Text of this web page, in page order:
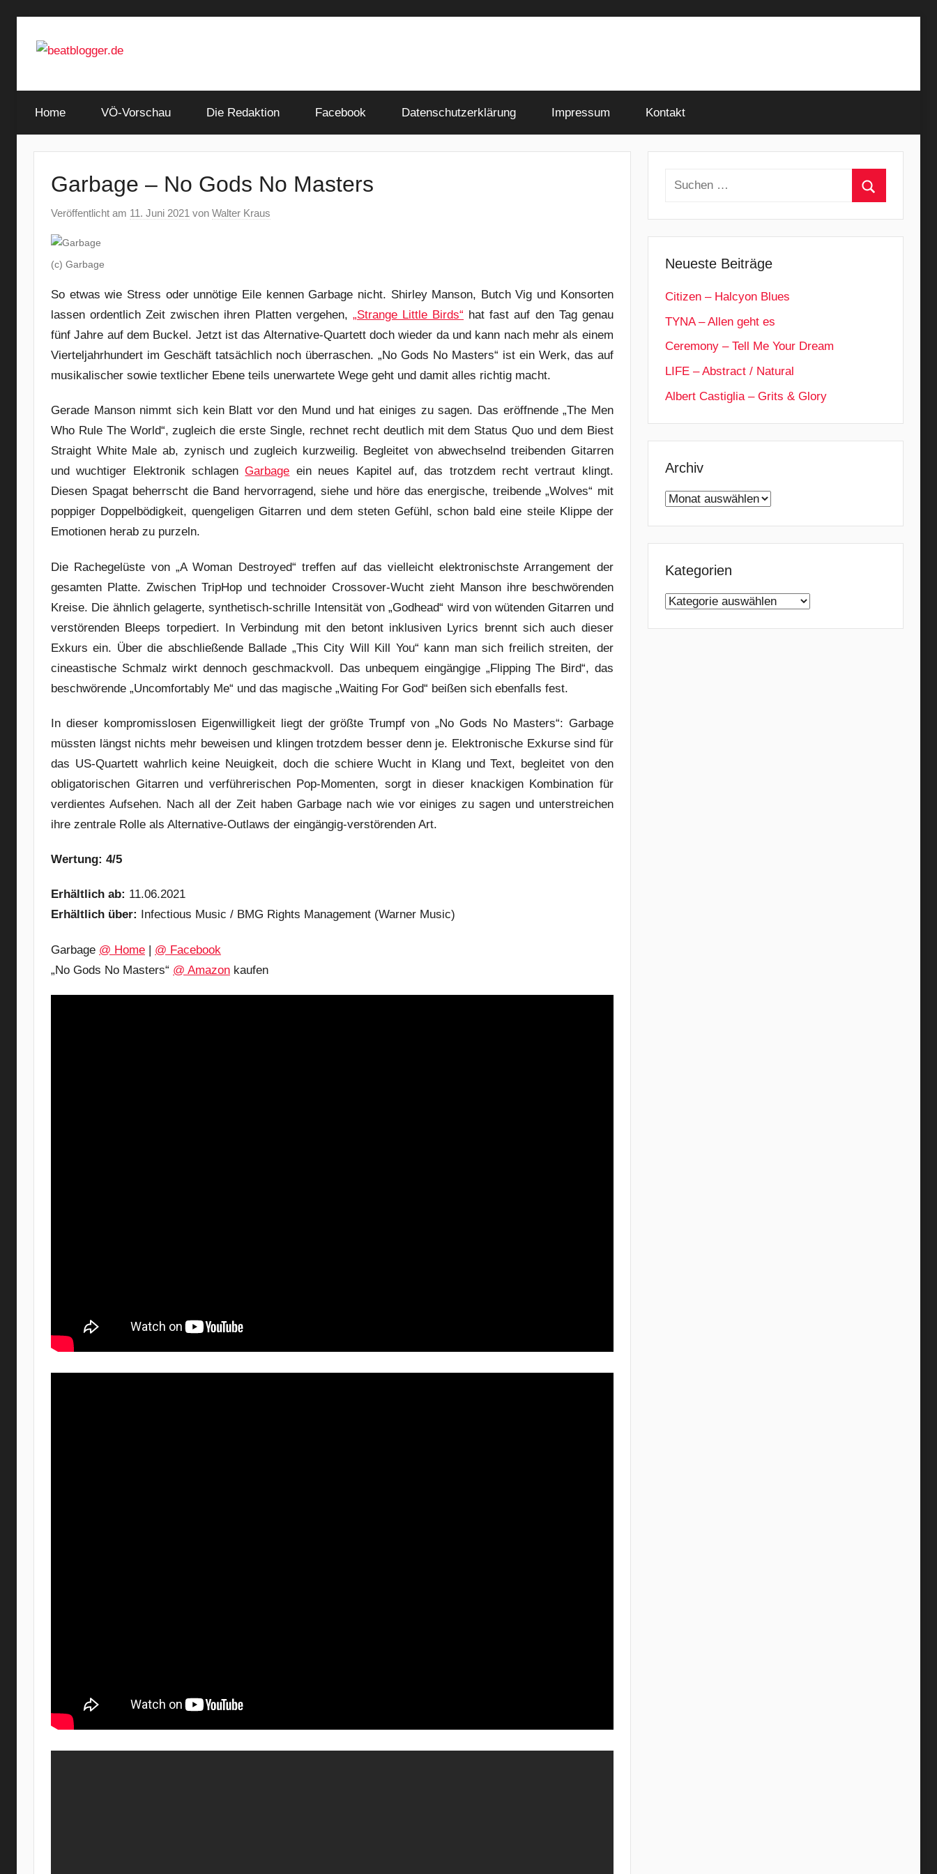
Inhalt
beatblogger.de
and
the
Home VÖ-Vorschau Die Redaktion Facebook Datenschutzerklärung Impressum Kontakt
Garbage – No Gods No Masters
Veröffentlicht am 11. Juni 2021 von Walter Kraus
(c) Garbage
So etwas wie Stress oder unnötige Eile kennen Garbage nicht. Shirley Manson, Butch Vig und Konsorten
lassen ordentlich Zeit zwischen ihren Platten vergehen, „Strange Little Birds“ hat fast auf den Tag genau
fünf Jahre auf dem Buckel. Jetzt ist das Alternative-Quartett doch wieder da und kann nach mehr als einem
Vierteljahrhundert im Geschäft tatsächlich noch überraschen. „No Gods No Masters“ ist ein Werk, das auf
musikalischer sowie textlicher Ebene teils unerwartete Wege geht und damit alles richtig macht.
Gerade Manson nimmt sich kein Blatt vor den Mund und hat einiges zu sagen. Das eröffnende „The Men
Who Rule The World“, zugleich die erste Single, rechnet recht deutlich mit dem Status Quo und dem Biest
Straight White Male ab, zynisch und zugleich kurzweilig. Begleitet von abwechselnd treibenden Gitarren
und wuchtiger Elektronik schlagenGarbage ein neues Kapitel auf, das trotzdem recht vertraut klingt.
Diesen Spagat beherrscht die Band hervorragend, siehe und höre das energische, treibende „Wolves“ mit
poppiger Doppelbödigkeit, quengeligen Gitarren und dem steten Gefühl, schon bald eine steile Klippe der
Emotionen herab zu purzeln.
Die Rachegelüste von „A Woman Destroyed“ treffen auf das vielleicht elektronischste Arrangement der
gesamten Platte. Zwischen TripHop und technoider Crossover-Wucht zieht Manson ihre beschwörenden
Kreise. Die ähnlich gelagerte, synthetisch-schrille Intensität von „Godhead“ wird von wütenden Gitarren und
verstörenden Bleeps torpediert. In Verbindung mit den betont inklusiven Lyrics brennt sich auch dieser
Exkurs ein. Über die abschließende Ballade „This City Will Kill You“ kann man sich freilich streiten, der
cineastische Schmalz wirkt dennoch geschmackvoll. Das unbequem eingängige „Flipping The Bird“, das
beschwörende „Uncomfortably Me“ und das magische „Waiting For God“ beißen sich ebenfalls fest.
In dieser kompromisslosen Eigenwilligkeit liegt der größte Trumpf von „No Gods No Masters“: Garbage
müssten längst nichts mehr beweisen und klingen trotzdem besser denn je. Elektronische Exkurse sind für
das US-Quartett wahrlich keine Neuigkeit, doch die schiere Wucht in Klang und Text, begleitet von den
obligatorischen Gitarren und verführerischen Pop-Momenten, sorgt in dieser knackigen Kombination für
verdientes Aufsehen. Nach all der Zeit haben Garbage nach wie vor einiges zu sagen und unterstreichen
ihre zentrale Rolle als Alternative-Outlaws der eingängig-verstörenden Art.
Wertung: 4/5
Erhältlich ab: 11.06.2021
Erhältlich über:
Infectious Music / BMG Rights Management (Warner Music)
Garbage @ Home | @ Facebook
„No Gods No Masters“ @ Amazon kaufen
Suchen
Neueste Beiträge
Citizen – Halcyon Blues
TYNA – Allen geht es
Ceremony – Tell Me Your Dream
LIFE – Abstract / Natural
Albert Castiglia – Grits & Glory
Archiv
Archiv
Kategorien
Kategorien